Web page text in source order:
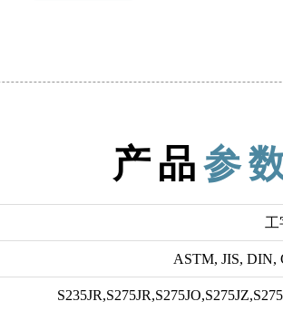
产品参
工
ASTM, JIS, DIN,